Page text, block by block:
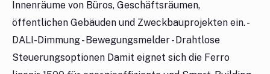
Innenräume von Büros, Geschäftsräumen,
öffentlichen Gebäuden und Zweckbauprojekten ein. -
DALI-Dimmung - Bewegungsmelder - Drahtlose
Steuerungsoptionen Damit eignet sich die Ferro